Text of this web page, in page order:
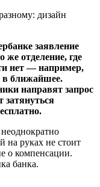
дизайн
заявление
отделение, где
нет — например,
в ближайшее.
направят запрос
на руках не стоит
о компенсации.
банка.